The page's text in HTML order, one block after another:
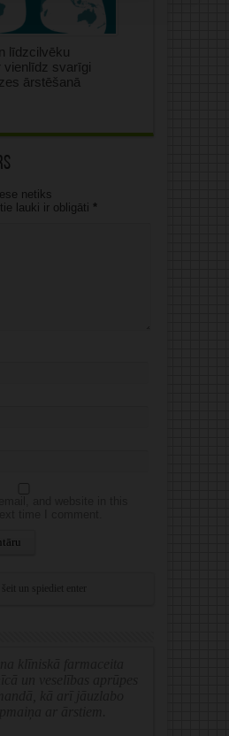
līdzcilvēku
vienlīdz svarīgi
ārstēšanā
netiks
lauki ir obligāti *